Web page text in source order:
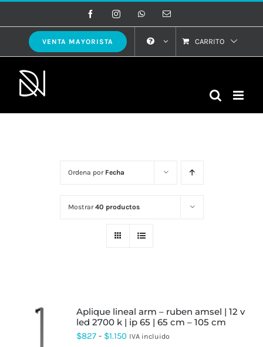
al
contenido
FacebookInstagramWhatsAppCorreo
VENTA MAYORISTA CARRITO
Ordena por Fecha
Mostrar40 productos
aplique lineal arm – ruben amsel | 12 v
led 2700 k | ip 65 | 65 cm – 105 cm
$827 - $1.150Rango
IVA incluido